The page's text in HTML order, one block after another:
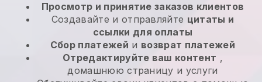
Просмотр и принятие заказов клиентов
Создавайте и отправляйте цитаты и
ссылки для оплаты
Сбор платежей и возврат платежей
Отредактируйте ваш контент ,
домашнюю страницу и услуги